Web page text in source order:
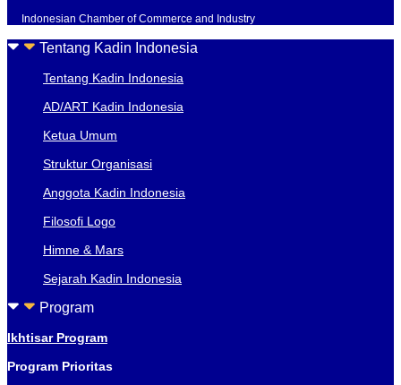
Indonesian Chamber of Commerce and Industry
Tentang Kadin Indonesia
Tentang Kadin Indonesia
AD/ART Kadin Indonesia
Ketua Umum
Struktur Organisasi
Anggota Kadin Indonesia
Filosofi Logo
Himne & Mars
Sejarah Kadin Indonesia
Program
Ikhtisar Program
Program Prioritas